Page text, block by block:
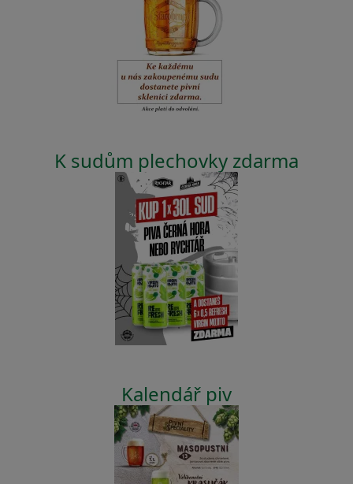
K sudům plechovky zdarma
Kalendář piv